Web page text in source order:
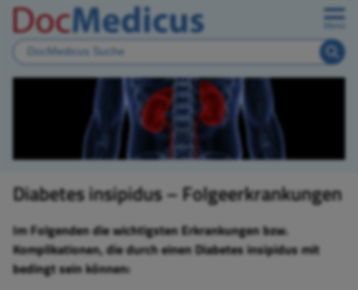
Diabetes insipidus – Folgeerkrankungen
Im Folgenden die wichtigsten Erkrankungen bzw.
Komplikationen, die durch einen Diabetes insipidus mit
bedingt sein können: